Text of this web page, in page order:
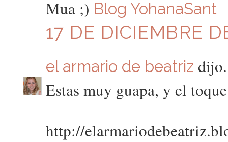
Mua ;) Blog YohanaSant
17 DE DICIEMBRE
el armario de beatriz
Estas muy guapa, y el
http://